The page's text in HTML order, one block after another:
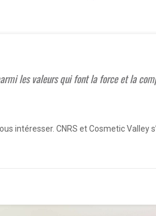
les valeurs qui font la force et la
intéresser. CNRS et Cosmetic Valley